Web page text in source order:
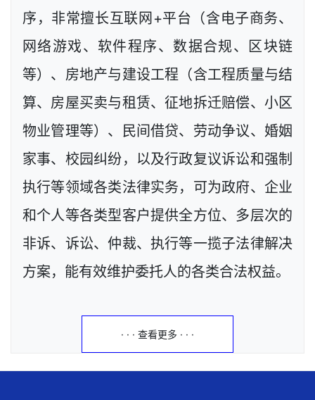
序，非常擅长互联网+平台（含电子商务、
网络游戏、软件程序、数据合规、区块链
等）、房地产与建设工程（含工程质量与结
算、房屋买卖与租赁、征地拆迁赔偿、小区
物业管理等）、民间借贷、劳动争议、婚姻
家事、校园纠纷，以及行政复议诉讼和强制
执行等领域各类法律实务，可为政府、企业
和个人等各类型客户提供全方位、多层次的
非诉、诉讼、仲裁、执行等一揽子法律解决
方案，能有效维护委托人的各类合法权益。
· · · 查看更多 · · ·